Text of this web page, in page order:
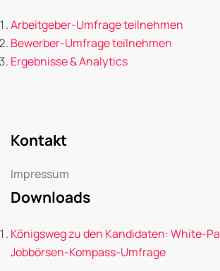
Arbeitgeber-Umfrage teilnehmen
Bewerber-Umfrage teilnehmen
Ergebnisse & Analytics
Kontakt
Impressum
Downloads
Königsweg zu den Kandidaten: White-
Jobbörsen-Kompass-Umfrage